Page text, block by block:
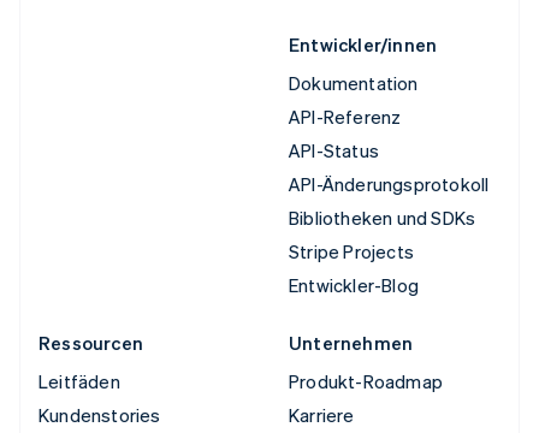
Entwickler/innen
Dokumentation
API-Referenz
API-Status
API-Änderungsprotokoll
Bibliotheken und SDKs
Stripe Projects
Entwickler-Blog
Ressourcen
Leitfäden
Kundenstories
Unternehmen
Produkt-Roadmap
Karriere